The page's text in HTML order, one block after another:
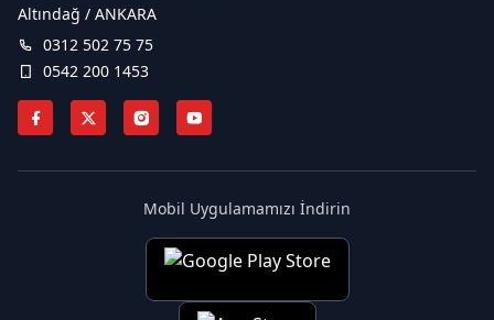
Altındağ / ANKARA
0312 502 75 75
0542 200 1453
Mobil Uygulamamızı İndirin